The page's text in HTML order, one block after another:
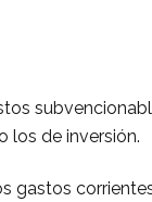
los de inversión.
gastos